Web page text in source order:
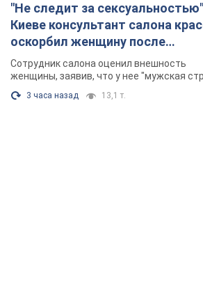
"Не следит за
Киеве консультант салона
оскорбил женщину после
химиотерапии, разгорелся
Фото
Сотрудник салона оценил внешность
женщины, заявив, что у нее "мужская
3 часа назад 13,1 т.